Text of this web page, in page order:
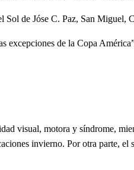
de Jóse C. Paz, San Miguel,
excepciones de la Copa
visual, motora y síndrome,
invierno. Por otra parte,